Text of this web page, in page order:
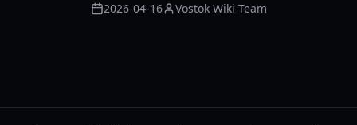
2026-04-16 Vostok Wiki Team